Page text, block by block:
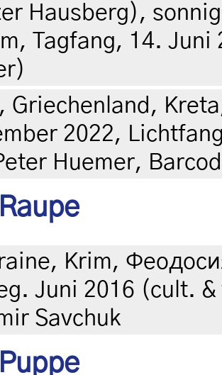
Hausberg),
Tagfang, 14.
Griechenland,
2022,
Huemer,
Krim,
Juni 2016 (cult.
Savchuk